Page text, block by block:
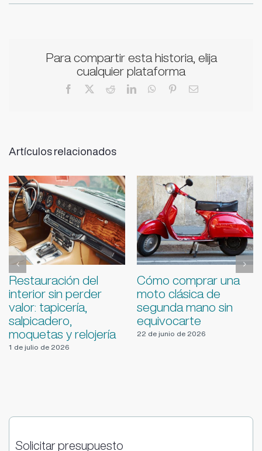
Para compartir esta historia, elija
cualquier plataforma
Facebook RedditLinkedInWhatsApp
PinterestCorreo
Artículos relacionados
Cómo transportar un
coche clásico con
seguridad: remolques,
anclajes y requisitos
legales
15 de junio de 2026
Estafas frecuentes
en compraventa de
clásicos: VIN clonado,
documentación falsa,
‘matching’ inventado